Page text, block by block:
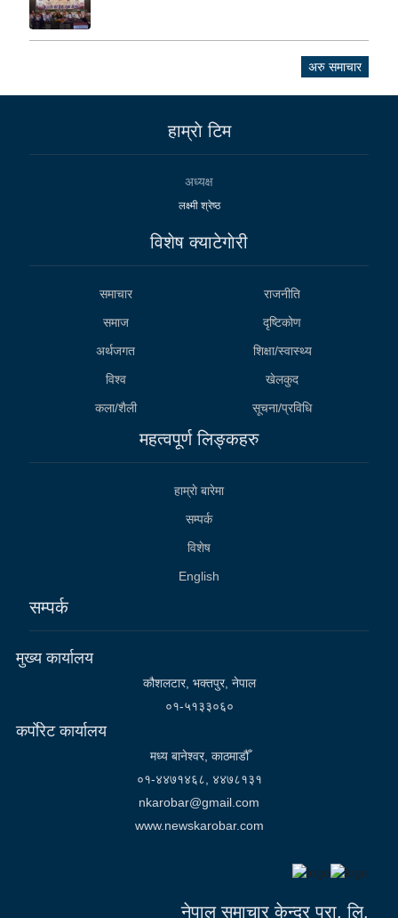
अरु समाचार
हाम्राे टिम
अध्यक्ष
लक्ष्मी श्रेष्ठ
विशेष क्याटेगाेरी
समाचार
राजनीति
समाज
दृष्टिकोण
अर्थजगत
शिक्षा/स्वास्थ्य
विश्व
खेलकुद
कला/शैली
सूचना/प्रविधि
महत्वपूर्ण लिङ्कहरु
हाम्राे बारेमा
सम्पर्क
विशेष
English
सम्पर्क
मुख्य कार्यालय
कौशलटार, भक्तपुर, नेपाल
०१-५१३३०६०
कर्पाेरेट कार्यालय
मध्य बानेश्वर, काठमाडौँ
०१-४४७१४६८, ४४७८१३१
nkarobar@gmail.com
www.newskarobar.com
नेपाल समाचार केन्द्र प्रा. लि.